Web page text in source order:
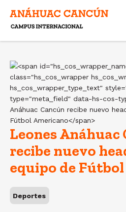
Leones Anáhuac
recibe nuevo
equipo de
Deportes